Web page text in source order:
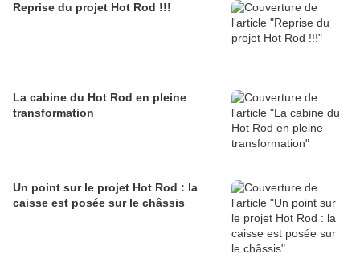
Reprise du projet Hot Rod !!!
La cabine du Hot Rod en pleine
transformation
Un point sur le projet Hot Rod : la
caisse est posée sur le châssis